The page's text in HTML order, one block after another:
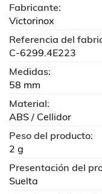
Fabricante:
Victorinox
Referencia del
C-6299.4E223
Medidas:
58 mm
Material:
ABS / Cellidor
Peso del producto:
2 g
Presentación del
Suelta